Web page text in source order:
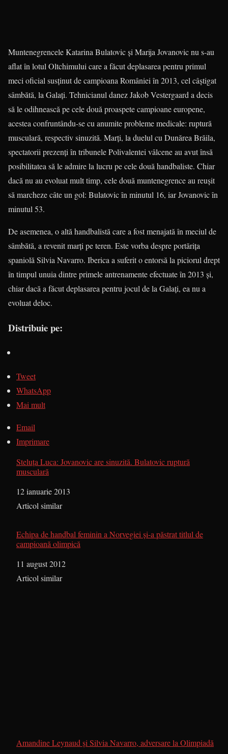
Muntenegrencele Katarina Bulatovic şi Marija Jovanovic nu s-au
aflat în lotul Oltchimului care a făcut deplasarea pentru primul
meci oficial susţinut de campioana României în 2013, cel câştigat
sâmbătă, la Galaţi. Tehnicianul danez Jakob Vestergaard a decis
să le odihnească pe cele două proaspete campioane europene,
acestea confruntându-se cu anumite probleme medicale: ruptură
musculară, respectiv sinuzită. Marţi, la duelul cu Dunărea Brăila,
spectatorii prezenţi în tribunele Polivalentei vâlcene au avut însă
posibilitatea să le admire la lucru pe cele două handbaliste. Chiar
dacă nu au evoluat mult timp, cele două muntenegrence au reuşit
să marcheze câte un gol: Bulatovic în minutul 16, iar Jovanovic în
minutul 53.
De asemenea, o altă handbalistă care a fost menajată în meciul de
sâmbătă, a revenit marţi pe teren. Este vorba despre portăriţa
spaniolă Silvia Navarro. Iberica a suferit o entorsă la piciorul drept
în timpul unuia dintre primele antrenamente efectuate în 2013 şi,
chiar dacă a făcut deplasarea pentru jocul de la Galaţi, ea nu a
evoluat deloc.
Distribuie pe:
Tweet
WhatsApp
Mai mult
Email
Imprimare
Steluţa Luca: Jovanovic are sinuzită. Bulatovic ruptură
musculară
Dată
12 ianuarie 2013
În legătură cu
Articol similar
Echipa de handbal feminin a Norvegiei şi-a păstrat titlul de
campioană olimpică
Dată
11 august 2012
În legătură cu
Articol similar
Amandine Leynaud şi Silvia Navarro, adversare la Olimpiadă